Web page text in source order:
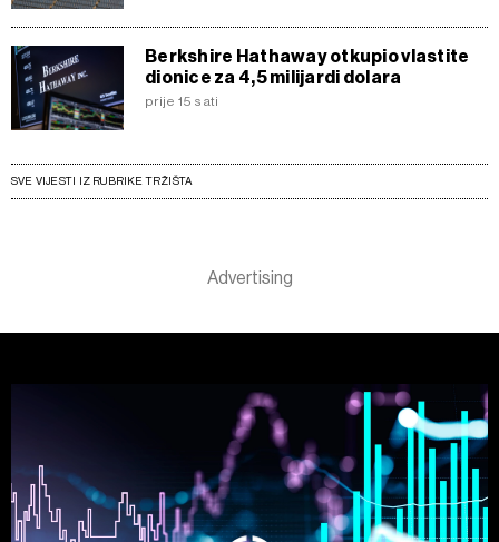
Berkshire Hathaway otkupio vlastite
dionice za 4,5 milijardi dolara
prije 15 sati
SVE VIJESTI IZ RUBRIKE TRŽIŠTA